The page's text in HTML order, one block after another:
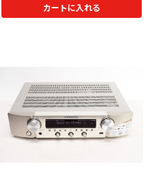
カートに入れる